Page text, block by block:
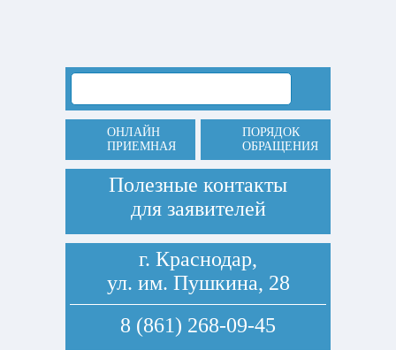
ОНЛАЙН
ПРИЕМНАЯ
ПОРЯДОК
ОБРАЩЕНИЯ
Полезные контакты
для заявителей
г. Краснодар,
ул. им. Пушкина, 28
8 (861) 268-09-45